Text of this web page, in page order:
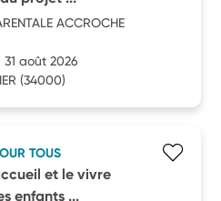
ACCROCHE
août 2026
(34000)
TOUS
et le vivre
enfants ...